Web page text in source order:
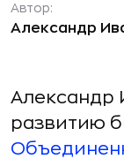
Автор:
Александр
Александр
развитию